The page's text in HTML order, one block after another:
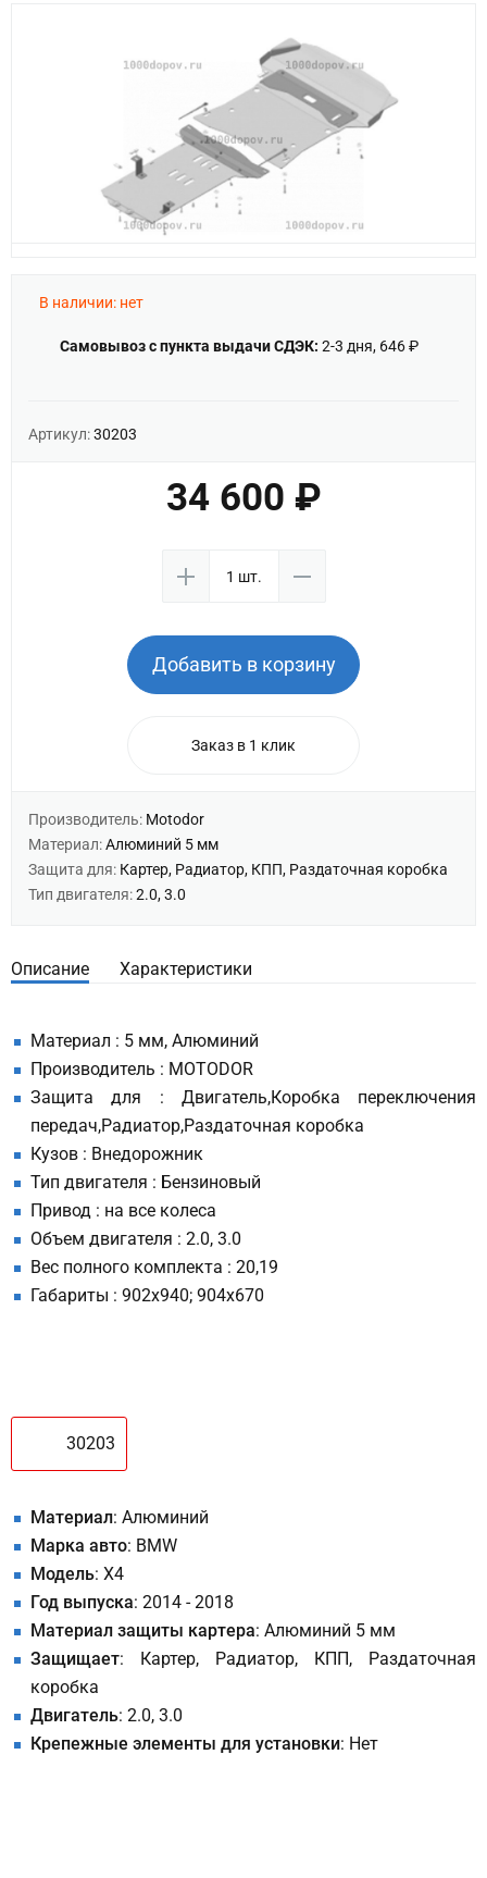
В наличии: нет
Самовывоз с пункта выдачи СДЭК: 2-3 дня, 646 ₽
Артикул:30203
34 600 ₽
Добавить в корзину
Заказ в 1 клик
Производитель: Motodor
Материал:Алюминий 5 мм
Защита для: Картер, Радиатор, КПП, Раздаточная коробка
Тип двигателя:2.0, 3.0
Описание Характеристики
Материал : 5 мм, Алюминий
Производитель : MOTODOR
Защита для : Двигатель,Коробка переключения
передач,Радиатор,Раздаточная коробка
Кузов : Внедорожник
Тип двигателя : Бензиновый
Привод : на все колеса
Объем двигателя : 2.0, 3.0
Вес полного комплекта : 20,19
Габариты : 902х940; 904х670
30203
Материал: Алюминий
Марка авто: BMW
Модель: X4
Год выпуска: 2014 - 2018
Материал защиты картера: Алюминий 5 мм
Защищает: Картер, Радиатор, КПП, Раздаточная
коробка
Двигатель: 2.0, 3.0
Крепежные элементы для установки: Нет